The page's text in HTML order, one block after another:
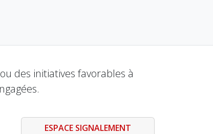
des initiatives favorables à
ESPACE SIGNALEMENT